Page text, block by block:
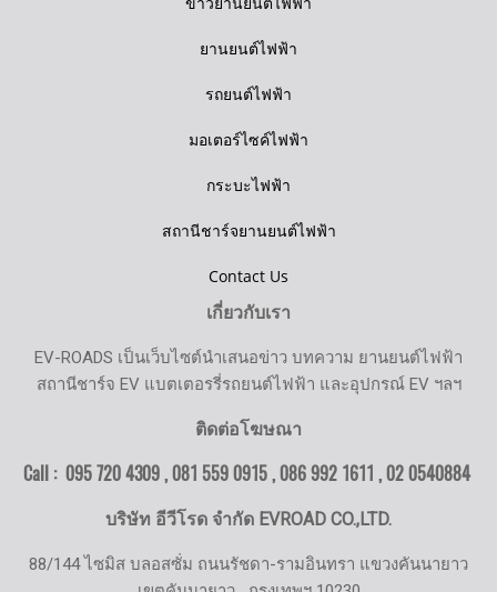
ยานยนต์ไฟฟ้า
รถยนต์ไฟฟ้า
มอเตอร์ไซค์ไฟฟ้า
กระบะไฟฟ้า
สถานีชาร์จยานยนต์ไฟฟ้า
Contact Us
เกี่ยวกับเรา
EV-ROADS เป็นเว็บไซต์นำเสนอข่าว บทความ ยานยนต์ไฟฟ้า
สถานีชาร์จ EV แบตเตอรรี่รถยนต์ไฟฟ้า และอุปกรณ์ EV ฯลฯ
ติดต่อโฆษณา
Call : 095 720 4309 , 081 559 0915 , 086 992 1611 ,02 0540884
บริษัท อีวีโรด จำกัด EVROAD CO.,LTD.
88/144 ไซมิส บลอสซั่ม ถนนรัชดา-รามอินทรา แขวงคันนายาว